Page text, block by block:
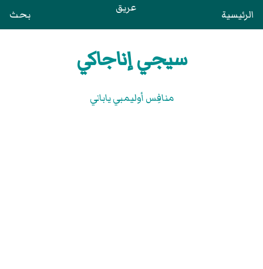
الرئيسية عريق بحث
سيجي إناجاكي
منافِس أوليمبي ياباني